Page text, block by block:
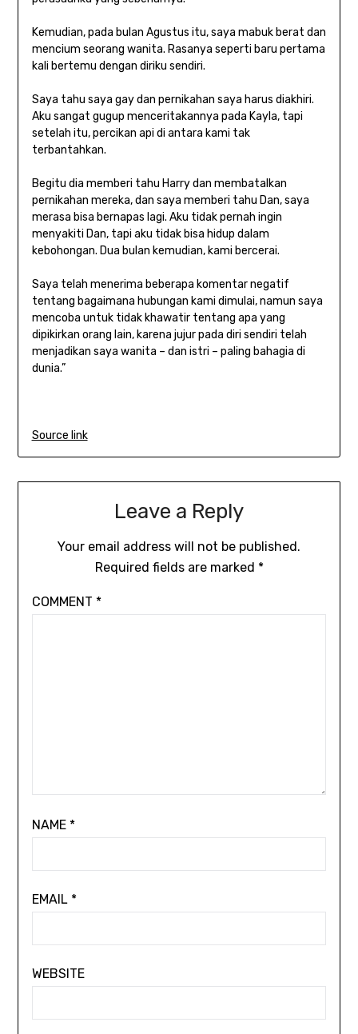
Kemudian, pada bulan Agustus itu, saya mabuk berat dan
mencium seorang wanita. Rasanya seperti baru pertama
kali bertemu dengan diriku sendiri.
Saya tahu saya gay dan pernikahan saya harus diakhiri.
Aku sangat gugup menceritakannya pada Kayla, tapi
setelah itu, percikan api di antara kami tak
terbantahkan.
Begitu dia memberi tahu Harry dan membatalkan
pernikahan mereka, dan saya memberi tahu Dan, saya
merasa bisa bernapas lagi. Aku tidak pernah ingin
menyakiti Dan, tapi aku tidak bisa hidup dalam
kebohongan. Dua bulan kemudian, kami bercerai.
Saya telah menerima beberapa komentar negatif
tentang bagaimana hubungan kami dimulai, namun saya
mencoba untuk tidak khawatir tentang apa yang
dipikirkan orang lain, karena jujur ​​pada diri sendiri telah
menjadikan saya wanita – dan istri – paling bahagia di
dunia.”
Source link
Leave a Reply
Your email address will not be published.
Required fields are marked *
COMMENT *
NAME *
EMAIL *
WEBSITE